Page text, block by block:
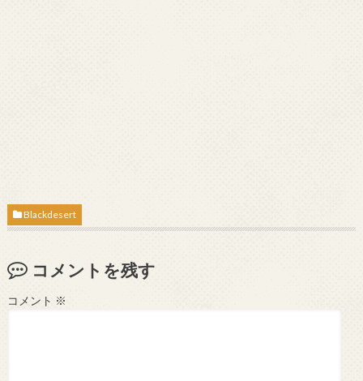
Blackdesert
コメントを残す
コメント ※